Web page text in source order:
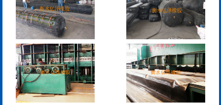
RG型桥梁伸缩缝
D40、60、80型桥梁伸
缩缝